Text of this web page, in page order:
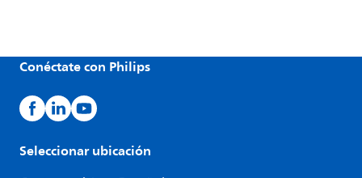
Conéctate con Philips
Seleccionar ubicación